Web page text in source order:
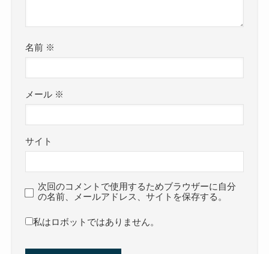
名前 ※
メール ※
サイト
次回のコメントで使用するためブラウザーに自分
の名前、メールアドレス、サイトを保存する。
私はロボットではありません。